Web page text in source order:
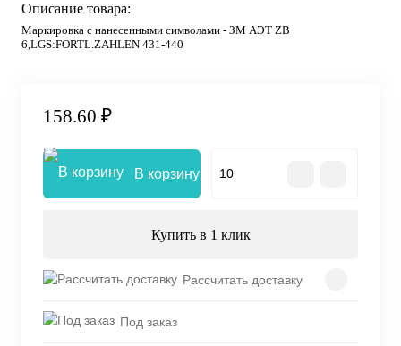
Описание товара:
Маркировка с нанесенными символами - ЗМ АЭТ ZB
6,LGS:FORTL.ZAHLEN 431-440
158.60 ₽
В корзину
Купить в 1 клик
Рассчитать доставку
Под заказ